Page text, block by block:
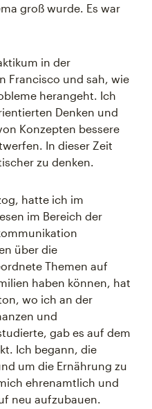
groß wurde. Es war
in der
Francisco und sah, wie
herangeht. Ich
Denken und
Konzepten bessere
In dieser Zeit
zu denken.
hatte ich im
im Bereich der
über die
Themen auf
haben können, hat
wo ich an der
und
gab es auf dem
Ich begann, die
um die Ernährung zu
ehrenamtlich und
neu aufzubauen.